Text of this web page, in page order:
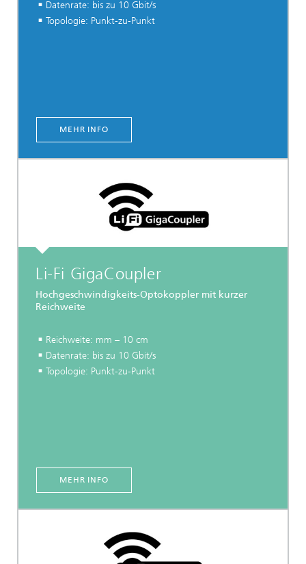
Datenrate: bis zu 10 Gbit/s
Topologie: Punkt-zu-Punkt
MEHR INFO
Li-Fi GigaCoupler
Hochgeschwindigkeits-Optokoppler mit kurzer
Reichweite
Reichweite: mm – 10 cm
Datenrate: bis zu 10 Gbit/s
Topologie: Punkt-zu-Punkt
MEHR INFO